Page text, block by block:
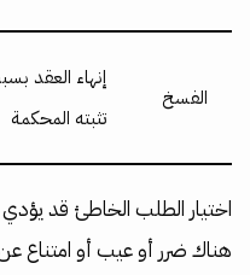
الفسخ
إنهاء العقد
تثبته المحكمة
اختيار الطلب الخاطئ قد يؤدي
هناك ضرر أو عيب أو امتناع